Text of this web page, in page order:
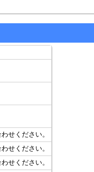
せください。
せください。
せください。